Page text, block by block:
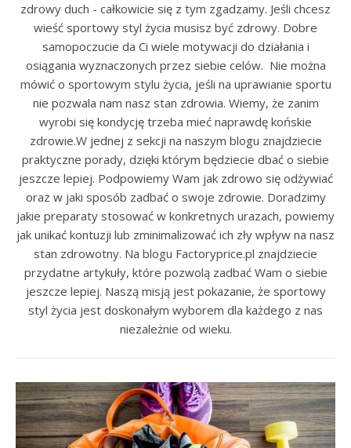
zdrowy duch - całkowicie się z tym zgadzamy. Jeśli chcesz
wieść sportowy styl życia musisz być zdrowy. Dobre
samopoczucie da Ci wiele motywacji do działania i
osiągania wyznaczonych przez siebie celów. Nie można
mówić o sportowym stylu życia, jeśli na uprawianie sportu
nie pozwala nam nasz stan zdrowia. Wiemy, że zanim
wyrobi się kondycję trzeba mieć naprawdę końskie
zdrowie.W jednej z sekcji na naszym blogu znajdziecie
praktyczne porady, dzięki którym będziecie dbać o siebie
jeszcze lepiej. Podpowiemy Wam jak zdrowo się odżywiać
oraz w jaki sposób zadbać o swoje zdrowie. Doradzimy
jakie preparaty stosować w konkretnych urazach, powiemy
jak unikać kontuzji lub zminimalizować ich zły wpływ na nasz
stan zdrowotny. Na blogu Factoryprice.pl znajdziecie
przydatne artykuły, które pozwolą zadbać Wam o siebie
jeszcze lepiej. Naszą misją jest pokazanie, że sportowy
styl życia jest doskonałym wyborem dla każdego z nas
niezależnie od wieku.